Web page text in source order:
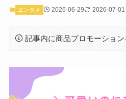
エンタメ 2026-06-29 2026-07-01
記事内に商品プロモーション